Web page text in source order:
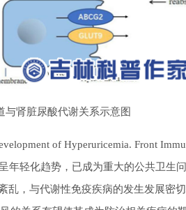
与肾脏尿酸代谢关系示意图
of Hyperuricemia. Front
轻化趋势，已成为重大的公共卫生
乱，与代谢性免疫疾病的发生发展密